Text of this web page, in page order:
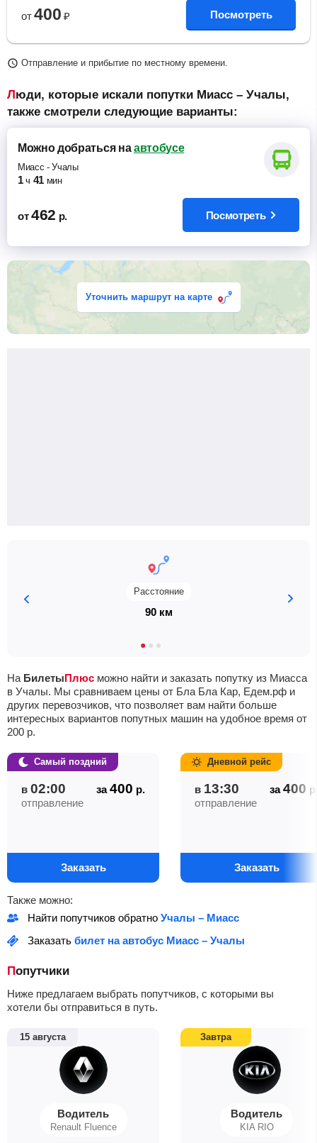
от 400 ₽ Посмотреть
Отправление и прибытие по местному времени.
Люди, которые искали попутки Миасс – Учалы,
также смотрели следующие варианты:
Можно добратьсяна автобусе
Миасс -Учалы
1 ч 41 мин
от 462 р. Посмотреть
Уточнить маршрут на карте
Расстояние
90 км
На БилетыПлюс можно найти и заказать попутку из Миасса
в Учалы. Мы сравниваем цены от Бла Бла Кар, Едем.рф и
других перевозчиков, что позволяет вам найти больше
интересных вариантов попутных машин на удобное время от
200 р.
в 02:00 за400 р.
отправление
Заказать
Самый поздний
в 13:30 за400
отправление
Заказать
Дневной рейс
Также можно:
Найти попутчиков обратно Учалы – Миасс
Заказать билет на автобус Миасс – Учалы
Попутчики
Ниже предлагаем выбрать попутчиков, с которыми вы
хотели бы отправиться в путь.
15 августа
Водитель
Renault Fluence
Завтра
Водитель
KIA RIO